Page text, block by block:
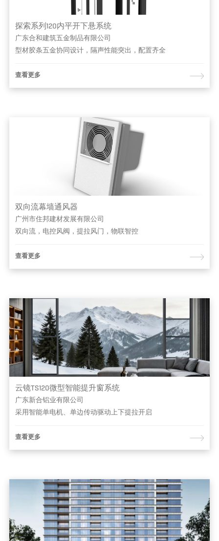
探索系列120内平开下悬系统
广东合和建筑五金制品有限公司
型材胶条五金协同设计，隔声性能突出，配置齐全
查看更多
双向流幕墙通风器
广州市住邦建材发展有限公司
双向流，电控风阀，提拉风门，物联智控
查看更多
云镜TS120微型智能提升窗系统
广东新合铝业有限公司
采用智能单电机、单边传动驱动上下提拉开启
查看更多